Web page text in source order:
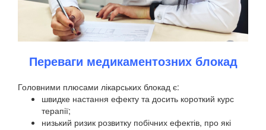
Переваги медикаментозних блокад
Головними плюсами лікарських блокад є:
швидке настання ефекту та досить короткий курс
терапії;
низький ризик розвитку побічних ефектів, про які